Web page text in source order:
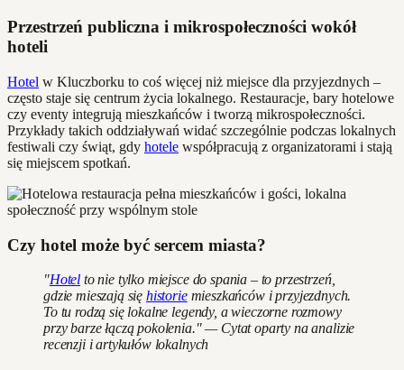
Przestrzeń publiczna i mikrospołeczności wokół
hoteli
Hotel w Kluczborku to coś więcej niż miejsce dla przyjezdnych –
często staje się centrum życia lokalnego. Restauracje, bary hotelowe
czy eventy integrują mieszkańców i tworzą mikrospołeczności.
Przykłady takich oddziaływań widać szczególnie podczas lokalnych
festiwali czy świąt, gdy hotele współpracują z organizatorami i stają
się miejscem spotkań.
Czy hotel może być sercem miasta?
"Hotel to nie tylko miejsce do spania – to przestrzeń,
gdzie mieszają się historiemieszkańców i przyjezdnych.
To tu rodzą się lokalne legendy, a wieczorne rozmowy
przy barze łączą pokolenia." — Cytat oparty na analizie
recenzji i artykułów lokalnych